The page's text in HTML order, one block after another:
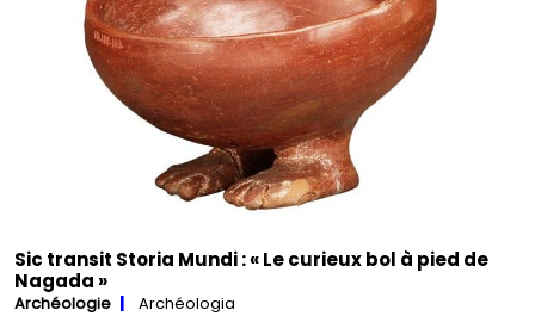
Sic transit Storia Mundi : « Le curieux bol à pied de
Nagada »
Archéologie Archéologia